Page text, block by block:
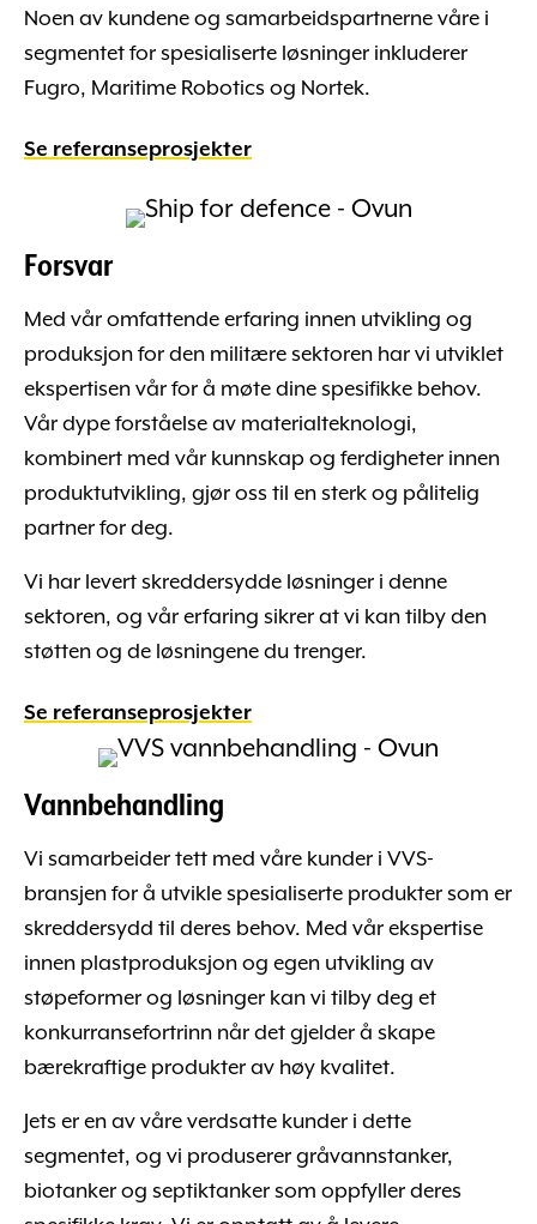
Noen av kundene og samarbeidspartnerne våre i
segmentet for spesialiserte løsninger inkluderer
Fugro, Maritime Robotics og Nortek.
Se referanseprosjekter
Forsvar
Med vår omfattende erfaring innen utvikling og
produksjon for den militære sektoren har vi utviklet
ekspertisen vår for å møte dine spesifikke behov.
Vår dype forståelse av materialteknologi,
kombinert med vår kunnskap og ferdigheter innen
produktutvikling, gjør oss til en sterk og pålitelig
partner for deg.
Vi har levert skreddersydde løsninger i denne
sektoren, og vår erfaring sikrer at vi kan tilby den
støtten og de løsningene du trenger.
Se referanseprosjekter
Vannbehandling
Vi samarbeider tett med våre kunder i VVS-
bransjen for å utvikle spesialiserte produkter som er
skreddersydd til deres behov. Med vår ekspertise
innen plastproduksjon og egen utvikling av
støpeformer og løsninger kan vi tilby deg et
konkurransefortrinn når det gjelder å skape
bærekraftige produkter av høy kvalitet.
Jets er en av våre verdsatte kunder i dette
segmentet, og vi produserer gråvannstanker,
biotanker og septiktanker som oppfyller deres